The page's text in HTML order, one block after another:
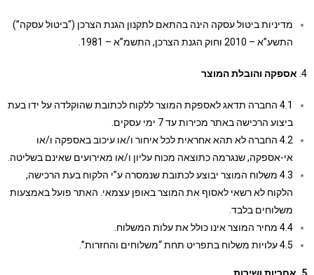
מדיניות ביטול עסקה הינה בהתאם לתקנון הגנת הצרכן (“ביטול עסקה”)
התשע”א – 2010 וחוק הגנת הצרכן, התשמ”א – 1981.
והובלת המוצר
4.1 החברה תדאג לאספקת המוצר ללקוח לכתובת שהוקלדה על ידו בעת
ביצוע הרכישה באתר מכירות עד 7 ימי עסקים.
4.2 החברה לא תהא אחראית לכל איחור ו/או עיכוב באספקה ו/או
אי-אספקה, שנגרמה כתוצאה מכוח עליון ו/או מאירועים שאינם בשליטה.
4.3 משלוח המוצר יבוצע לכתובת שנמסרה ע”י הלקוח בעת הרכישה,
הלקוח לא רשאי לאסוף את המוצר באופן עצמאי. האתר פועל באמצעות
משלוחים בלבד.
4.4 מחיר המוצר אינו כולל את עלות המשלוח.
4.5 עלויות משלוח בתפריט תחת “משלוחים והחזרות”.